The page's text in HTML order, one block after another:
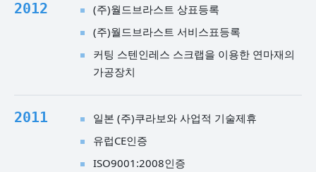
2012
(주)월드브라스트 상표등록
(주)월드브라스트 서비스표등록
커팅 스텐인레스 스크랩을 이용한 연마재의
가공장치
2011
일본 (주)쿠라보와 사업적 기술제휴
유럽CE인증
ISO9001:2008인증